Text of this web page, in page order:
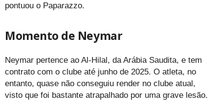
pontuou o Paparazzo.
Momento de Neymar
Neymar pertence ao Al-Hilal, da Arábia Saudita, e tem
contrato com o clube até junho de 2025. O atleta, no
entanto, quase não conseguiu render no clube atual,
visto que foi bastante atrapalhado por uma grave lesão.